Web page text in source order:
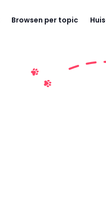
Browsen per topic